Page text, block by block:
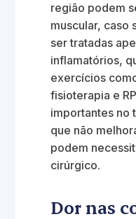
região podem
muscular, caso
ser tratadas
inflamatórios,
exercícios
fisioterapia e
importantes no
que não
podem
cirúrgico.
Dor nas